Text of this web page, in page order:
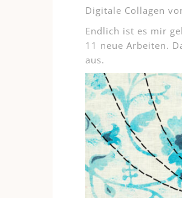
Digitale Collagen
Endlich ist es mir
11 neue Arbeiten.
aus.